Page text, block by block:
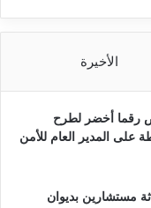
الأخيرة
رقما أخضر لطرح
على المدير العام للأمن
مستشارين بديوان